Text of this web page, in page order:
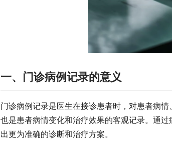
一、门诊病例记录的意义
门诊病例记录是医生在接诊患者时，对患者病
也是患者病情变化和治疗效果的客观记录。通
出更为准确的诊断和治疗方案。